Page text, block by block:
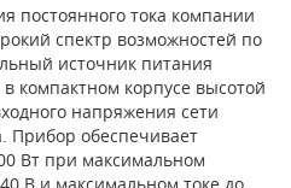
постоянного тока компании
спектр возможностей по
источник питания
компактном корпусе высотой
напряжения сети
Прибор обеспечивает
Вт при максимальном